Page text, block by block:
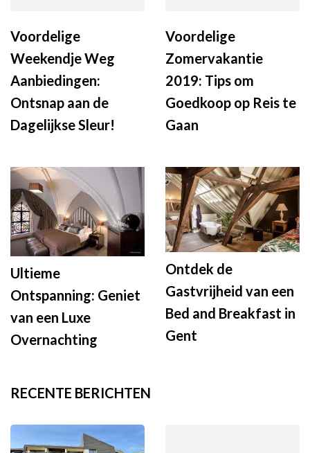
Voordelige
Weekendje Weg
Aanbiedingen:
Ontsnap aan de
Dagelijkse Sleur!
Voordelige
Zomervakantie
2019: Tips om
Goedkoop op Reis te
Gaan
Ultieme
Ontspanning: Geniet
van een Luxe
Overnachting
Ontdek de
Gastvrijheid van een
Bed and Breakfast in
Gent
RECENTE BERICHTEN